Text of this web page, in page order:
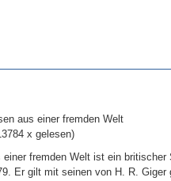
aus einer fremden Welt
x gelesen)
fremden Welt ist ein britischer
Er gilt mit seinen von H. R. Giger